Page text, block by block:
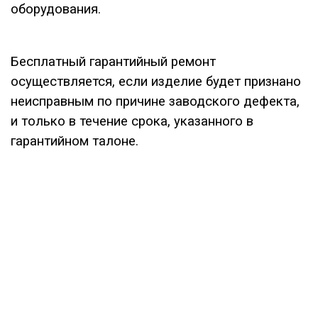
оборудования.
Бесплатный гарантийный ремонт
осуществляется, если изделие будет признано
неисправным по причине заводского дефекта,
и только в течение срока, указанного в
гарантийном талоне.